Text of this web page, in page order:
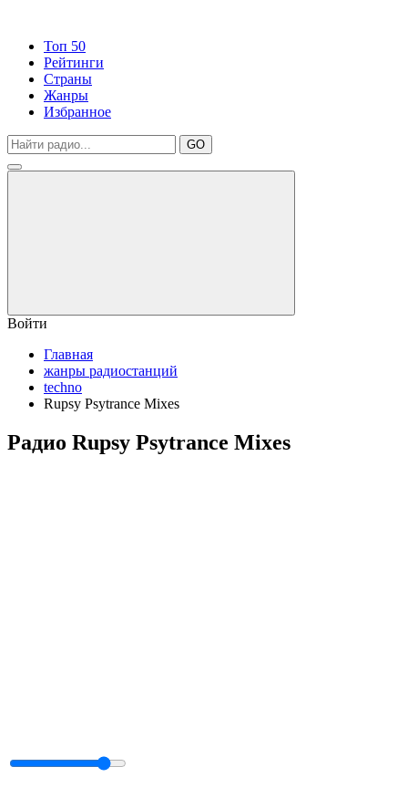
Топ 50
Рейтинги
Страны
Жанры
Избранное
GO
Войти
Главная
жанры радиостанций
techno
Rupsy Psytrance Mixes
Радио Rupsy Psytrance Mixes